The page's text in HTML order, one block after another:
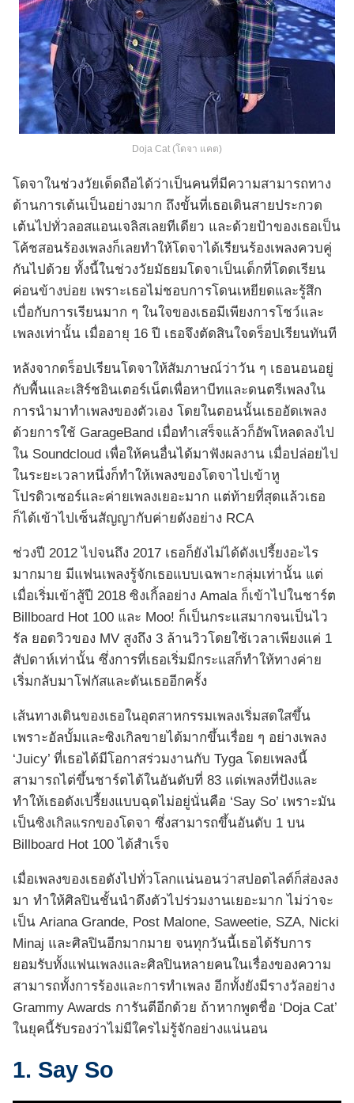
Doja Cat (โดจา แคต)
โดจาในช่วงวัยเด็ดถือได้ว่าเป็นคนที่มีความสามารถทาง
ด้านการเต้นเป็นอย่างมาก ถึงขั้นที่เธอเดินสายประกวด
เต้นไปทั่วลอสแอนเจลิสเลยทีเดียว และด้วยป้าของเธอเป็น
โค้ชสอนร้องเพลงก็เลยทำให้โดจาได้เรียนร้องเพลงควบคู่
กันไปด้วย ทั้งนี้ในช่วงวัยมัธยมโดจาเป็นเด็กที่โดดเรียน
ค่อนข้างบ่อย เพราะเธอไม่ชอบการโดนเหยียดและรู้สึก
เบื่อกับการเรียนมาก ๆ ในใจของเธอมีเพียงการโชว์และ
เพลงเท่านั้น เมื่ออายุ 16 ปี เธอจึงตัดสินใจดร็อปเรียนทันที
หลังจากดร็อปเรียนโดจาให้สัมภาษณ์ว่าวัน ๆ เธอนอนอยู่
กับพื้นและเสิร์ชอินเตอร์เน็ตเพื่อหาบีทและดนตรีเพลงใน
การนำมาทำเพลงของตัวเอง โดยในตอนนั้นเธออัดเพลง
ด้วยการใช้ GarageBand เมื่อทำเสร็จแล้วก็อัพโหลดลงไป
ใน Soundcloud เพื่อให้คนอื่นได้มาฟังผลงาน เมื่อปล่อยไป
ในระยะเวลาหนึ่งก็ทำให้เพลงของโดจาไปเข้าหู
โปรดิวเซอร์และค่ายเพลงเยอะมาก แต่ท้ายที่สุดแล้วเธอ
ก็ได้เข้าไปเซ็นสัญญากับค่ายดังอย่าง RCA
ช่วงปี 2012 ไปจนถึง 2017 เธอก็ยังไม่ได้ดังเปรี้ยงอะไร
มากมาย มีแฟนเพลงรู้จักเธอแบบเฉพาะกลุ่มเท่านั้น แต่
เมื่อเริ่มเข้าสู้ปี 2018 ซิงเกิ้ลอย่าง Amala ก็เข้าไปในชาร์ต
Billboard Hot 100 และ Moo! ก็เป็นกระแสมากจนเป็นไว
รัล ยอดวิวของ MV สูงถึง 3 ล้านวิวโดยใช้เวลาเพียงแค่ 1
สัปดาห์เท่านั้น ซึ่งการที่เธอเริ่มมีกระแสก็ทำให้ทางค่าย
เริ่มกลับมาโฟกัสและดันเธออีกครั้ง
เส้นทางเดินของเธอในอุตสาหกรรมเพลงเริ่มสดใสขึ้น
เพราะอัลบั้มและซิงเกิลขายได้มากขึ้นเรื่อย ๆ อย่างเพลง
‘Juicy’ ที่เธอได้มีโอกาสร่วมงานกับ Tyga โดยเพลงนี้
สามารถไต่ขึ้นชาร์ตได้ในอันดับที่ 83 แต่เพลงที่ปังและ
ทำให้เธอดังเปรี้ยงแบบฉุดไม่อยู่นั่นคือ ‘Say So’ เพราะมัน
เป็นซิงเกิลแรกของโดจา ซึ่งสามารถขึ้นอันดับ 1 บน
Billboard Hot 100 ได้สำเร็จ
เมื่อเพลงของเธอดังไปทั่วโลกแน่นอนว่าสปอตไลต์ก็ส่องลง
มา ทำให้ศิลปินชั้นนำดึงตัวไปร่วมงานเยอะมาก ไม่ว่าจะ
เป็น Ariana Grande, Post Malone, Saweetie, SZA, Nicki
Minaj และศิลปินอีกมากมาย จนทุกวันนี้เธอได้รับการ
ยอมรับทั้งแฟนเพลงและศิลปินหลายคนในเรื่องของความ
สามารถทั้งการร้องและการทำเพลง อีกทั้งยังมีรางวัลอย่าง
Grammy Awards การันตีอีกด้วย ถ้าหากพูดชื่อ ‘Doja Cat’
ในยุคนี้รับรองว่าไม่มีใครไม่รู้จักอย่างแน่นอน
1. Say So